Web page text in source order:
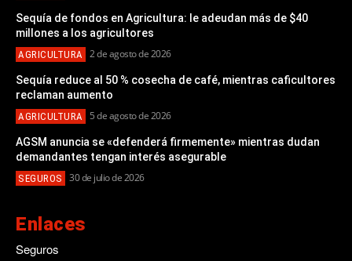
Sequía de fondos en Agricultura: le adeudan más de $40
millones a los agricultores
AGRICULTURA 2 de agosto de 2026
Sequía reduce al 50 % cosecha de café, mientras caficultores
reclaman aumento
AGRICULTURA 5 de agosto de 2026
AGSM anuncia se «defenderá firmemente» mientras dudan
demandantes tengan interés asegurable
SEGUROS 30 de julio de 2026
Enlaces
Seguros